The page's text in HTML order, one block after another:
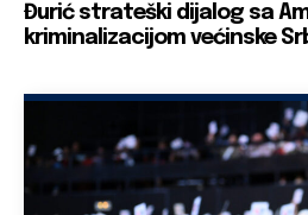
Đurić strateški dijalog sa
kriminalizacijom većinske